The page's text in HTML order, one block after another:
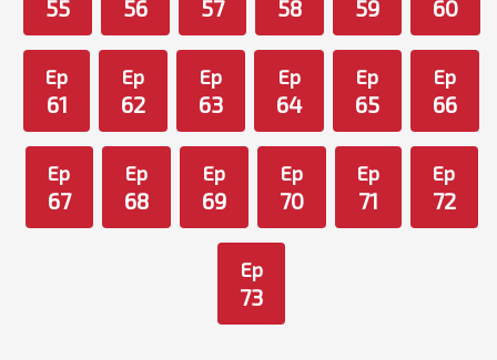
55 56 57 58 59 60
Ep
61
Ep
62
Ep
63
Ep
64
Ep
65
Ep
66
Ep
67
Ep
68
Ep
69
Ep
70
Ep
71
Ep
72
Ep
73